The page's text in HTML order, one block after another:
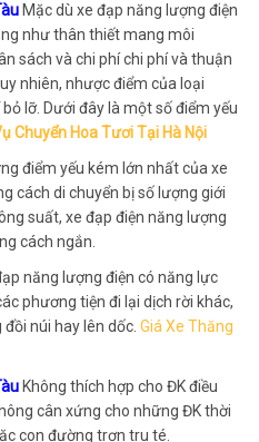
Mặc dù xe đạp năng lượng điện
như thân thiết mang môi
sách và chi phí chi phí và thuận
nhiên, nhược điểm của loại
lỡ. Dưới đây là một số điểm yếu
Chuyển Hoa Tươi Tại Hà Nội
điểm yếu kém lớn nhất của xe
cách di chuyển bị số lượng giới
suất, xe đạp điện năng lượng
cách ngắn.
năng lượng điện có năng lực
phương tiện đi lại dịch rời khác,
núi hay lên dốc. Giá Xe Thăng
Không thích hợp cho ĐK điều
cân xứng cho những ĐK thời
con đường trơn tru té.